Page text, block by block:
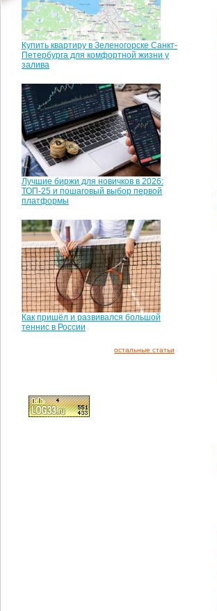
Купить квартиру в Зеленогорске Санкт-
Петербурга для комфортной жизни у
залива
Лучшие биржи для новичков в 2026:
ТОП-25 и пошаговый выбор первой
платформы
Как пришёл и развивался большой
теннис в России
остальные статьи